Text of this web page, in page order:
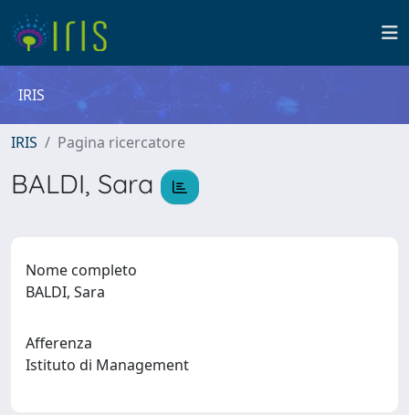
IRIS
IRIS Pagina ricercatore
BALDI, Sara
Nome completo
BALDI, Sara
Afferenza
Istituto di Management